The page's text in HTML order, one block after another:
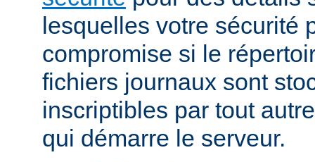
lesquelles votre sécurité
compromise si le
fichiers journaux sont
inscriptibles par tout
qui démarre le serveur.